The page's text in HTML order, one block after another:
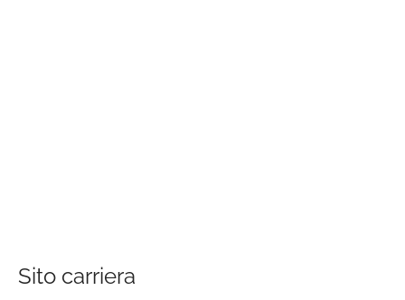
Sito carriera